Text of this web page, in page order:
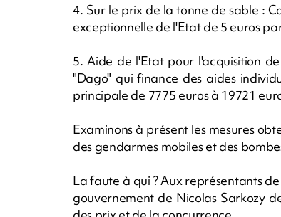
4. Sur le prix de la tonne de sable :
exceptionnelle de l'Etat de 5 euros
5. Aide de l'Etat pour l'acquisition
"Dago" qui finance des aides
principale de 7775 euros à 19721
Examinons à présent les mesures
des gendarmes mobiles et des
La faute à qui ? Aux représentants
gouvernement de Nicolas Sarkozy